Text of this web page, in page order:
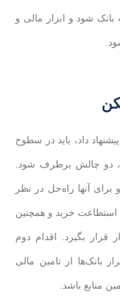
شود و ابزار مالی و
داد، باید در سطوح
دو چالش برطرف شود.
آنها راه‌حل در نظر
استطاعت خرید و همچنین
قرار بگیرد. اقدام دوم
بانک‌ها از تامین مالی
منابع باشد.